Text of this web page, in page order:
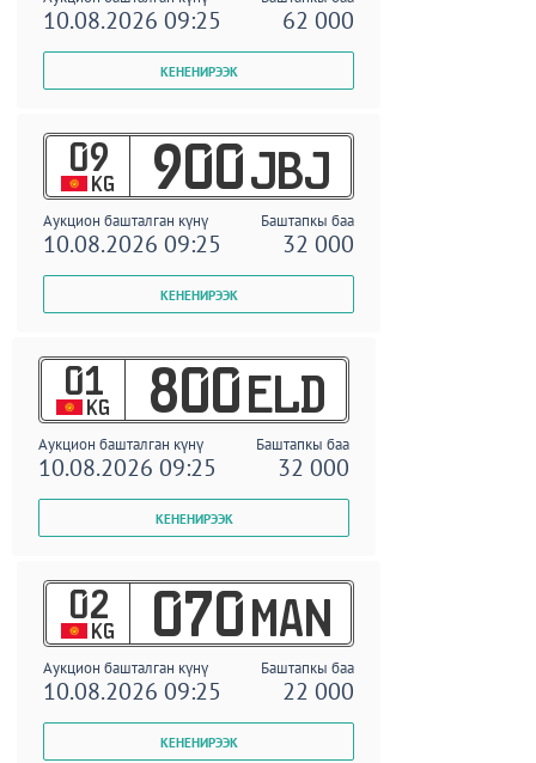
10.08.2026 09:25 62 000
09
KG 900 JBJ
Аукцион башталган күнү Баштапкы баа
10.08.2026 09:25 32 000
01
KG 800 ELD
Аукцион башталган күнү Баштапкы баа
10.08.2026 09:25 32 000
02
KG 070 MAN
Аукцион башталган күнү Баштапкы баа
10.08.2026 09:25 22 000